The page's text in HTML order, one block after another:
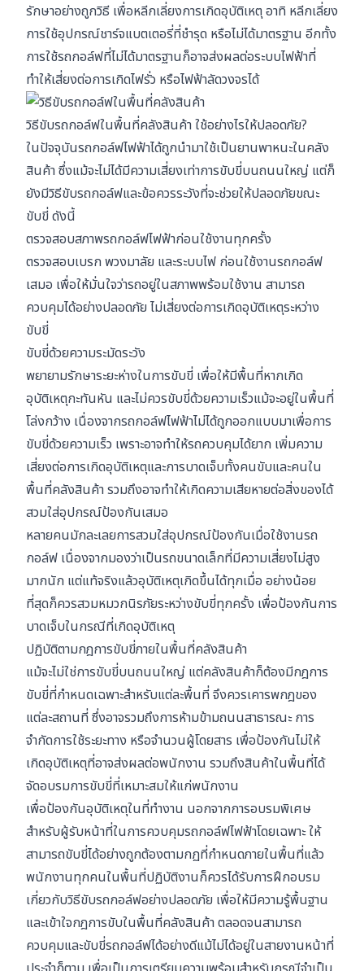
รักษาอย่างถูกวิธี เพื่อหลีกเลี่ยงการเกิดอุบัติเหตุ อาทิ หลีกเลี่ยง
การใช้อุปกรณ์ชาร์จแบตเตอรี่ที่ชำรุด หรือไม่ได้มาตรฐาน อีกทั้ง
การใช้รถกอล์ฟที่ไม่ได้มาตรฐานก็อาจส่งผลต่อระบบไฟฟ้าที่
ทำให้เสี่ยงต่อการเกิดไฟรั่ว หรือไฟฟ้าลัดวงจรได้
วิธีขับรถกอล์ฟในพื้นที่คลังสินค้า ใช้อย่างไรให้ปลอดภัย?
ในปัจจุบันรถกอล์ฟไฟฟ้าได้ถูกนำมาใช้เป็นยานพาหนะในคลัง
สินค้า ซึ่งแม้จะไม่ได้มีความเสี่ยงเท่าการขับขี่บนถนนใหญ่ แต่ก็
ยังมีวิธีขับรถกอล์ฟและข้อควรระวังที่จะช่วยให้ปลอดภัยขณะ
ขับขี่ ดังนี้
ตรวจสอบสภาพรถกอล์ฟไฟฟ้าก่อนใช้งานทุกครั้ง
ตรวจสอบเบรก พวงมาลัย และระบบไฟ ก่อนใช้งานรถกอล์ฟ
เสมอ เพื่อให้มั่นใจว่ารถอยู่ในสภาพพร้อมใช้งาน สามารถ
ควบคุมได้อย่างปลอดภัย ไม่เสี่ยงต่อการเกิดอุบัติเหตุระหว่าง
ขับขี่
ขับขี่ด้วยความระมัดระวัง
พยายามรักษาระยะห่างในการขับขี่ เพื่อให้มีพื้นที่หากเกิด
อุบัติเหตุกะทันหัน และไม่ควรขับขี่ด้วยความเร็วแม้จะอยู่ในพื้นที่
โล่งกว้าง เนื่องจากรถกอล์ฟไฟฟ้าไม่ได้ถูกออกแบบมาเพื่อการ
ขับขี่ด้วยความเร็ว เพราะอาจทำให้รถควบคุมได้ยาก เพิ่มความ
เสี่ยงต่อการเกิดอุบัติเหตุและการบาดเจ็บทั้งคนขับและคนใน
พื้นที่คลังสินค้า รวมถึงอาจทำให้เกิดความเสียหายต่อสิ่งของได้
สวมใส่อุปกรณ์ป้องกันเสมอ
หลายคนมักละเลยการสวมใส่อุปกรณ์ป้องกันเมื่อใช้งานรถ
กอล์ฟ เนื่องจากมองว่าเป็นรถขนาดเล็กที่มีความเสี่ยงไม่สูง
มากนัก แต่แท้จริงแล้วอุบัติเหตุเกิดขึ้นได้ทุกเมื่อ อย่างน้อย
ที่สุดก็ควรสวมหมวกนิรภัยระหว่างขับขี่ทุกครั้ง เพื่อป้องกันการ
บาดเจ็บในกรณีที่เกิดอุบัติเหตุ
ปฏิบัติตามกฎการขับขี่ภายในพื้นที่คลังสินค้า
แม้จะไม่ใช่การขับขี่บนถนนใหญ่ แต่คลังสินค้าก็ต้องมีกฎการ
ขับขี่ที่กำหนดเฉพาะสำหรับแต่ละพื้นที่ จึงควรเคารพกฎของ
แต่ละสถานที่ ซึ่งอาจรวมถึงการห้ามข้ามถนนสาธารณะ การ
จำกัดการใช้ระยะทาง หรือจำนวนผู้โดยสาร เพื่อป้องกันไม่ให้
เกิดอุบัติเหตุที่อาจส่งผลต่อพนักงาน รวมถึงสินค้าในพื้นที่ได้
จัดอบรมการขับขี่ที่เหมาะสมให้แก่พนักงาน
เพื่อป้องกันอุบัติเหตุในที่ทำงาน นอกจากการอบรมพิเศษ
สำหรับผู้รับหน้าที่ในการควบคุมรถกอล์ฟไฟฟ้าโดยเฉพาะ ให้
สามารถขับขี่ได้อย่างถูกต้องตามกฏที่กำหนดภายในพื้นที่แล้ว
พนักงานทุกคนในพื้นที่ปฏิบัติงานก็ควรได้รับการฝึกอบรม
เกี่ยวกับวิธีขับรถกอล์ฟอย่างปลอดภัย เพื่อให้มีความรู้พื้นฐาน
และเข้าใจกฎการขับในพื้นที่คลังสินค้า ตลอดจนสามารถ
ควบคุมและขับขี่รถกอล์ฟได้อย่างดีแม้ไม่ได้อยู่ในสายงานหน้าที่